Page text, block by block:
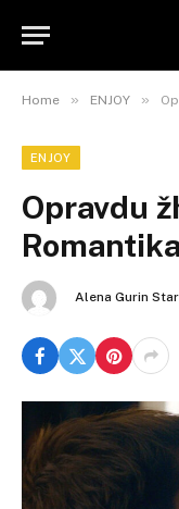
Home » ENJOY »
ENJOY
Opravdu
Alena Gurin